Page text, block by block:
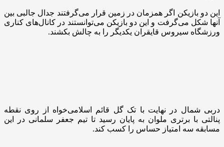
این دو بازیکن اگر همزمان در زمین قرار می‌گرفتند جدال جالبی بین
آنها شکل می‌گرفت و این دو بازیکن می‌توانستند در کانال‌های کناری
ورزشگاه سیروس قایقران یکدیگر را به چالش بکشند.
دربی شمال در نهایت با تک گل قائم اسلامی‌خواه از روی نقطه
پنالتی با برتری ملوان به پایان رسید تا تیم جعفر سلمانی در این
مسابقه سه امتیاز حساس را کسب کند.